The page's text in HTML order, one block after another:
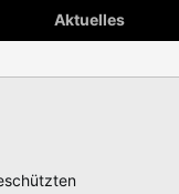
Aktuelles